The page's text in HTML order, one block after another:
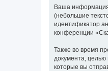
Ваша информация
(небольшие
идентификатор
конференции
Также во время
документа,
которые вы